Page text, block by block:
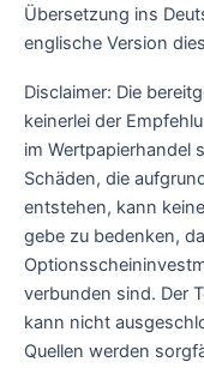
Übersetzung ins
englische Version
Disclaimer: Die
keinerlei der
im Wertpapierhandel
Schäden, die
entstehen, kann
gebe zu bedenken,
verbunden sind. Der
kann nicht
Quellen werden